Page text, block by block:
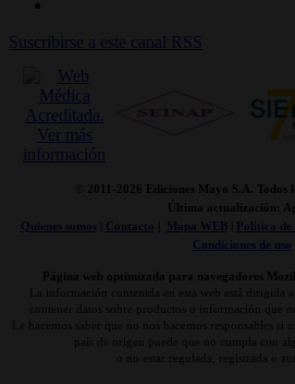
Suscribirse a este canal RSS
© 2011- 2026 Ediciones Mayo S.A. Todos
Última actualización:
Quienes somos| Contacto Mapa WEB| Politica de
Condiciones de uso
Página web optimizada para navegadores
La información contenida en esta web está dirigida
contener datos sobre productos o información que
Le hacemos saber que no nos hacemos responsables si
país de origen puede que no cumpla con
o no estar regulada, registrada o